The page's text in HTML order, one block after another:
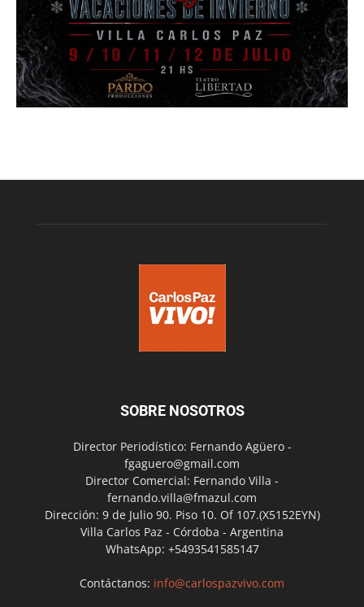
SOBRE NOSOTROS
Director Periodístico: Fernando Agüero -
fgaguero@gmail.com
Director Comercial: Fernando Villa -
fernando.villa@fmazul.com
Dirección: 9 de Julio 90. Piso 10. Of 107.(X5152EYN)
Villa Carlos Paz - Córdoba - Argentina
WhatsApp: +5493541585147
Contáctanos: info@carlospazvivo.com